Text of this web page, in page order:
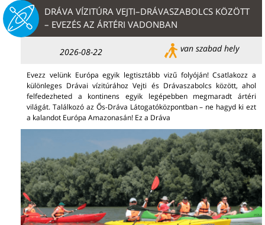
DRÁVA VÍZITÚRA VEJTI–DRÁVASZABOLCS KÖZÖTT
– EVEZÉS AZ ÁRTÉRI VADONBAN
2026-08-22 van szabad hely
Evezz velünk Európa egyik legtisztább vizű folyóján! Csatlakozz a
különleges Drávai vízitúrához Vejti és Drávaszabolcs között, ahol
felfedezheted a kontinens egyik legépebben megmaradt ártéri
világát. Találkozó az Ős-Dráva Látogatóközpontban – ne hagyd ki ezt
a kalandot Európa Amazonasán! Ez a Dráva